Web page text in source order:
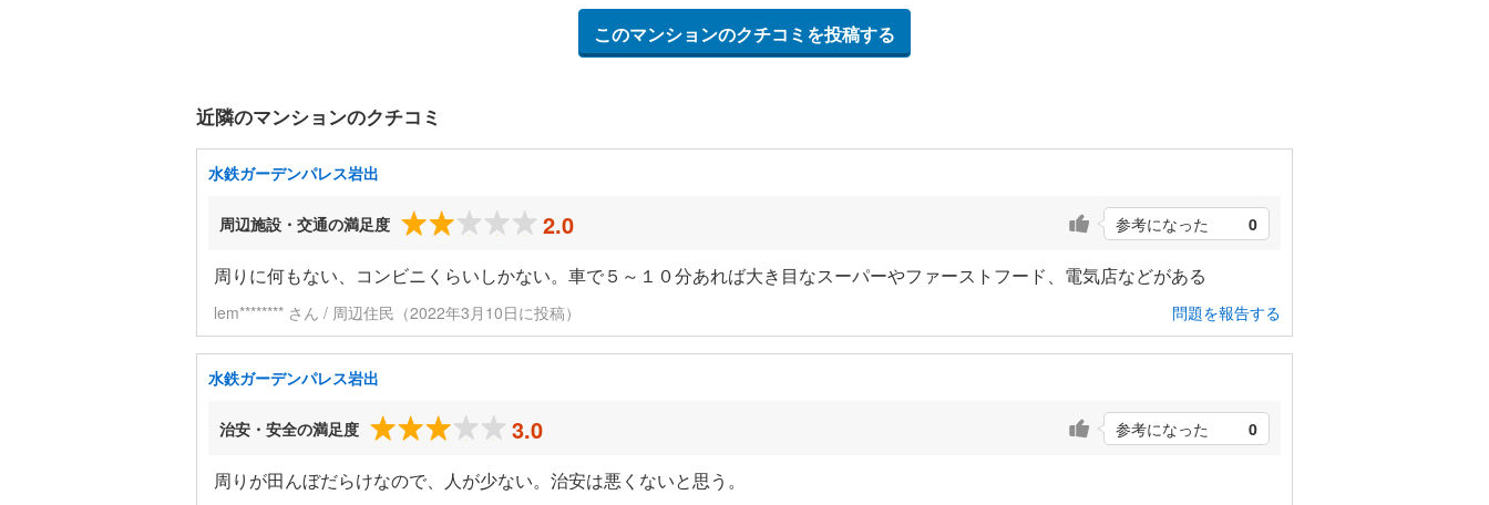
このマンションのクチコミを投稿する
近隣のマンションのクチコミ
水鉄ガーデンパレス岩出
周辺施設・交通の満足度 2.0 参考になった 0
周りに何もない、コンビニくらいしかない。車で５～１０分あれば大き目なスーパーやファーストフード、電気店などがある
lem******** さん / 周辺住民（2022年3月10日に投稿） 問題を報告する
水鉄ガーデンパレス岩出
治安・安全の満足度 3.0 参考になった 0
周りが田んぼだらけなので、人が少ない。治安は悪くないと思う。